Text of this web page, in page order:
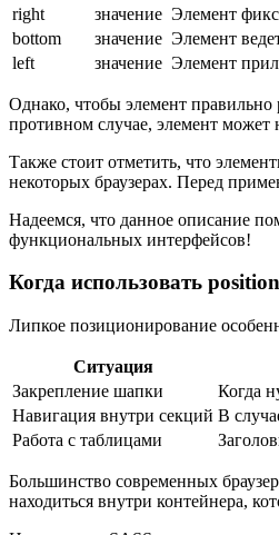
right
значение Элемент
bottom
значение Элемент
left
значение Элемент
Однако, чтобы элемент правильно
противном случае, элемент может
Также стоит отметить, что
некоторых браузерах. Перед
Надеемся, что данное описание
функциональных интерфейсов!
Когда использовать
Липкое позиционирование
Ситуация
Закрепление шапки
Когда
Навигация внутри секций В
Работа с таблицами
Большинство современных
находиться внутри контейнера,